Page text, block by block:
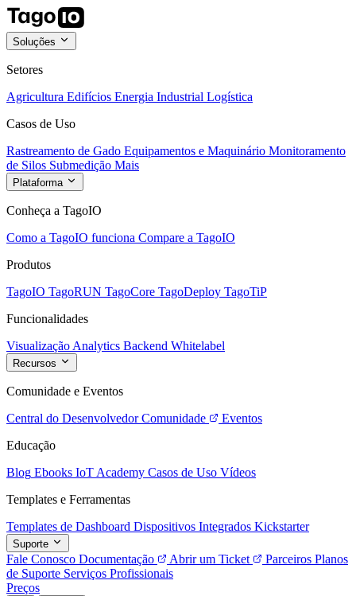
Soluções
Setores
Agricultura Edifícios Energia Industrial Logística
Casos de Uso
Rastreamento de Gado Equipamentos e Maquinário Monitoramento
de Silos Submedição Mais
Plataforma
Conheça a TagoIO
Como a TagoIO funciona Compare a TagoIO
Produtos
TagoIO TagoRUN TagoCore TagoDeploy TagoTiP
Funcionalidades
Visualização Analytics Backend Whitelabel
Recursos
Comunidade e Eventos
Central do Desenvolvedor Comunidade
Eventos
Educação
Blog Ebooks IoT Academy Casos de Uso Vídeos
Templates e Ferramentas
Templates de Dashboard Dispositivos Integrados Kickstarter
Suporte
Fale Conosco Documentação Abrir um Ticket Parceiros Planos
de Suporte Serviços Profissionais
Preços